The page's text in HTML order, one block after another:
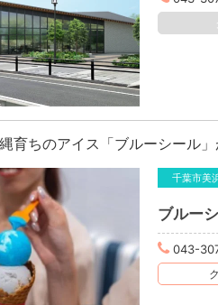
育ちのアイス「ブルーシール
千葉市美
ブルー
043-